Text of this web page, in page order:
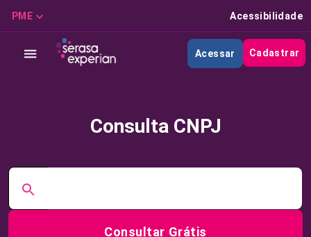
PME Acessibilidade
Acessar Cadastrar
Consulta CNPJ
Consultar Grátis